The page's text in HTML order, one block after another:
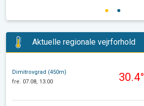
Aktuelle regionale vejrforhold
Dimitrovgrad (450m)
fre. 07.08, 13.00
30.4°